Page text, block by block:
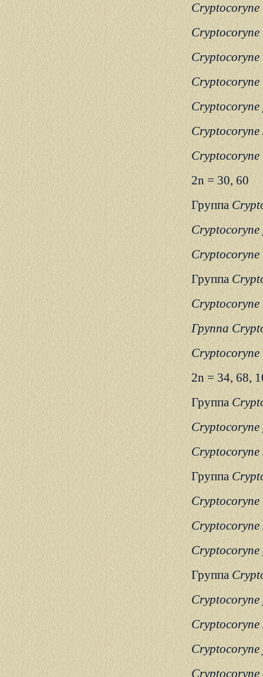
Cryptocoryne
2n = 30, 60
Группа
Группа
Группа
2n = 34, 68,
Группа
Cryptocoryne
Группа
Cryptocoryne
Группа
Cryptocoryne